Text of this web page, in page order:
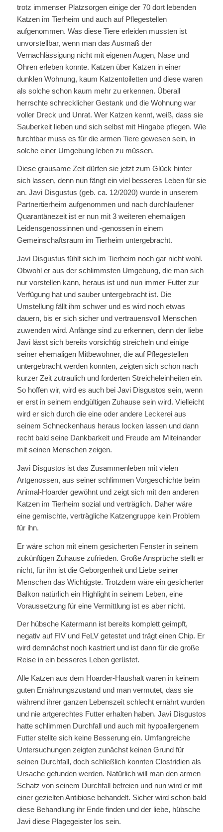
trotz immenser Platzsorgen einige der 70 dort lebenden
Katzen im Tierheim und auch auf Pflegestellen
aufgenommen. Was diese Tiere erleiden mussten ist
unvorstellbar, wenn man das Ausmaß der
Vernachlässigung nicht mit eigenen Augen, Nase und
Ohren erleben konnte. Katzen über Katzen in einer
dunklen Wohnung, kaum Katzentoiletten und diese waren
als solche schon kaum mehr zu erkennen. Überall
herrschte schrecklicher Gestank und die Wohnung war
voller Dreck und Unrat. Wer Katzen kennt, weiß, dass sie
Sauberkeit lieben und sich selbst mit Hingabe pflegen. Wie
furchtbar muss es für die armen Tiere gewesen sein, in
solche einer Umgebung leben zu müssen.
Diese grausame Zeit dürfen sie jetzt zum Glück hinter
sich lassen, denn nun fängt ein viel besseres Leben für sie
an. Javi Disgustus (geb. ca. 12/2020) wurde in unserem
Partnertierheim aufgenommen und nach durchlaufener
Quarantänezeit ist er nun mit 3 weiteren ehemaligen
Leidensgenossinnen und -genossen in einem
Gemeinschaftsraum im Tierheim untergebracht.
Javi Disgustus fühlt sich im Tierheim noch gar nicht wohl.
Obwohl er aus der schlimmsten Umgebung, die man sich
nur vorstellen kann, heraus ist und nun immer Futter zur
Verfügung hat und sauber untergebracht ist. Die
Umstellung fällt ihm schwer und es wird noch etwas
dauern, bis er sich sicher und vertrauensvoll Menschen
zuwenden wird. Anfänge sind zu erkennen, denn der liebe
Javi lässt sich bereits vorsichtig streicheln und einige
seiner ehemaligen Mitbewohner, die auf Pflegestellen
untergebracht werden konnten, zeigten sich schon nach
kurzer Zeit zutraulich und forderten Streicheleinheiten ein.
So hoffen wir, wird es auch bei Javi Disgustos sein, wenn
er erst in seinem endgültigen Zuhause sein wird. Vielleicht
wird er sich durch die eine oder andere Leckerei aus
seinem Schneckenhaus heraus locken lassen und dann
recht bald seine Dankbarkeit und Freude am Miteinander
mit seinen Menschen zeigen.
Javi Disgustos ist das Zusammenleben mit vielen
Artgenossen, aus seiner schlimmen Vorgeschichte beim
Animal-Hoarder gewöhnt und zeigt sich mit den anderen
Katzen im Tierheim sozial und verträglich. Daher wäre
eine gemischte, verträgliche Katzengruppe kein Problem
für ihn.
Er wäre schon mit einem gesicherten Fenster in seinem
zukünftigen Zuhause zufrieden. Große Ansprüche stellt er
nicht, für ihn ist die Geborgenheit und Liebe seiner
Menschen das Wichtigste. Trotzdem wäre ein gesicherter
Balkon natürlich ein Highlight in seinem Leben, eine
Voraussetzung für eine Vermittlung ist es aber nicht.
Der hübsche Katermann ist bereits komplett geimpft,
negativ auf FIV und FeLV getestet und trägt einen Chip. Er
wird demnächst noch kastriert und ist dann für die große
Reise in ein besseres Leben gerüstet.
Alle Katzen aus dem Hoarder-Haushalt waren in keinem
guten Ernährungszustand und man vermutet, dass sie
während ihrer ganzen Lebenszeit schlecht ernährt wurden
und nie artgerechtes Futter erhalten haben. Javi Disgustos
hatte schlimmen Durchfall und auch mit hypoallergenem
Futter stellte sich keine Besserung ein. Umfangreiche
Untersuchungen zeigten zunächst keinen Grund für
seinen Durchfall, doch schließlich konnten Clostridien als
Ursache gefunden werden. Natürlich will man den armen
Schatz von seinem Durchfall befreien und nun wird er mit
einer gezielten Antibiose behandelt. Sicher wird schon bald
diese Behandlung ihr Ende finden und der liebe, hübsche
Javi diese Plagegeister los sein.